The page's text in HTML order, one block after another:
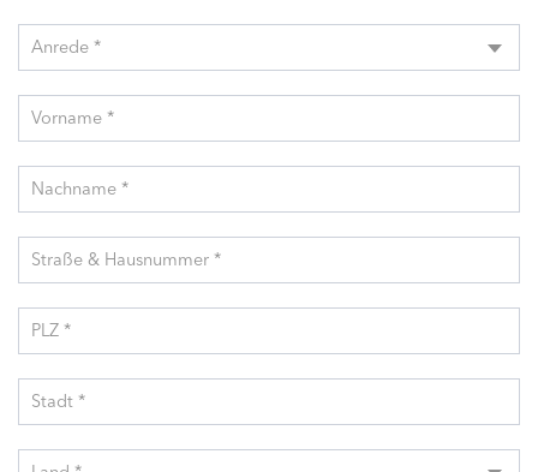
Anrede *
Vorname *
Nachname *
Straße & Hausnummer *
PLZ *
Stadt *